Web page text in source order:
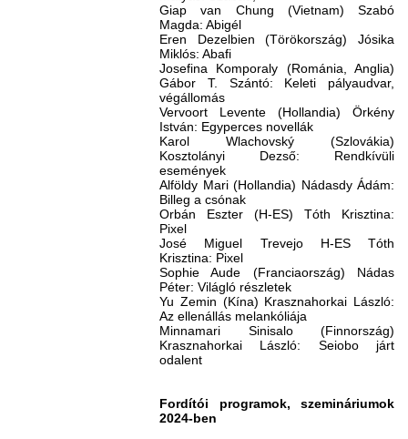
Giap van Chung (Vietnam) Szabó
Magda: Abigél
Eren Dezelbien (Törökország) Jósika
Miklós: Abafi
Josefina Komporaly (Románia, Anglia)
Gábor T. Szántó: Keleti pályaudvar,
végállomás
Vervoort Levente (Hollandia) Örkény
István: Egyperces novellák
Karol Wlachovský (Szlovákia)
Kosztolányi Dezső: Rendkívüli
események
Alföldy Mari (Hollandia) Nádasdy Ádám:
Billeg a csónak
Orbán Eszter (H-ES) Tóth Krisztina:
Pixel
José Miguel Trevejo H-ES Tóth
Krisztina: Pixel
Sophie Aude (Franciaország) Nádas
Péter: Világló részletek
Yu Zemin (Kína) Krasznahorkai László:
Az ellenállás melankóliája
Minnamari Sinisalo (Finnország)
Krasznahorkai László: Seiobo járt
odalent
Fordítói programok, szemináriumok
2024-ben